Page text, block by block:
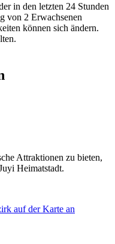
in den letzten 24 Stunden
von 2 Erwachsenen
können sich ändern.
Attraktionen zu bieten,
Heimatstadt.
auf der Karte an